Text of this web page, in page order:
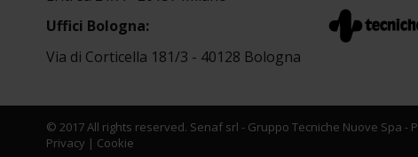
Uffici Bologna:
Via di Corticella 181/3 - 40128 Bologna
© 2017 All rights reserved. Senaf srl - Gruppo Tecniche Nuove Spa -
Privacy | Cookie